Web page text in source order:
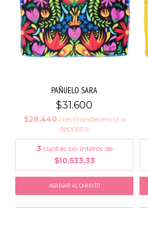
PAÑUELO SARA
$31.600
$28.440 con transferencia o
depósito.
3 cuotas sin interés de
$10.533,33
AGREGAR AL CARRITO